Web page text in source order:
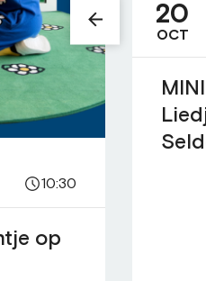
10:30
op
20
OCT